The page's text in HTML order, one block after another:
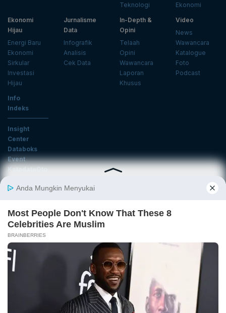
Teknologi
Ekonomi
Ekonomi
Hijau
Energi Baru
Ekonomi
Sirkular
Investasi
Hijau
Jurnalisme
Data
Infografik
Analisis
Cek Data
In-Depth &
Opini
Telaah
Opini
Wawancara
Laporan
Khusus
Video
News
Wawancara
Katalogue
Foto
Podcast
Info
Indeks
Insight
Center
Databoks
Event
KatadataOto
Email
Advertising Karier
Pedoman Media Siber
Kebijakan Privasi
Disclaimer
Hubungi Kami
©2026 Katadata. Hak cipta dilindungi Undang-undang.